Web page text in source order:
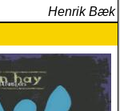
Henrik Bæk